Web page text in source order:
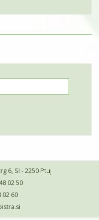
6, SI - 2250 Ptuj
02 50
02 60